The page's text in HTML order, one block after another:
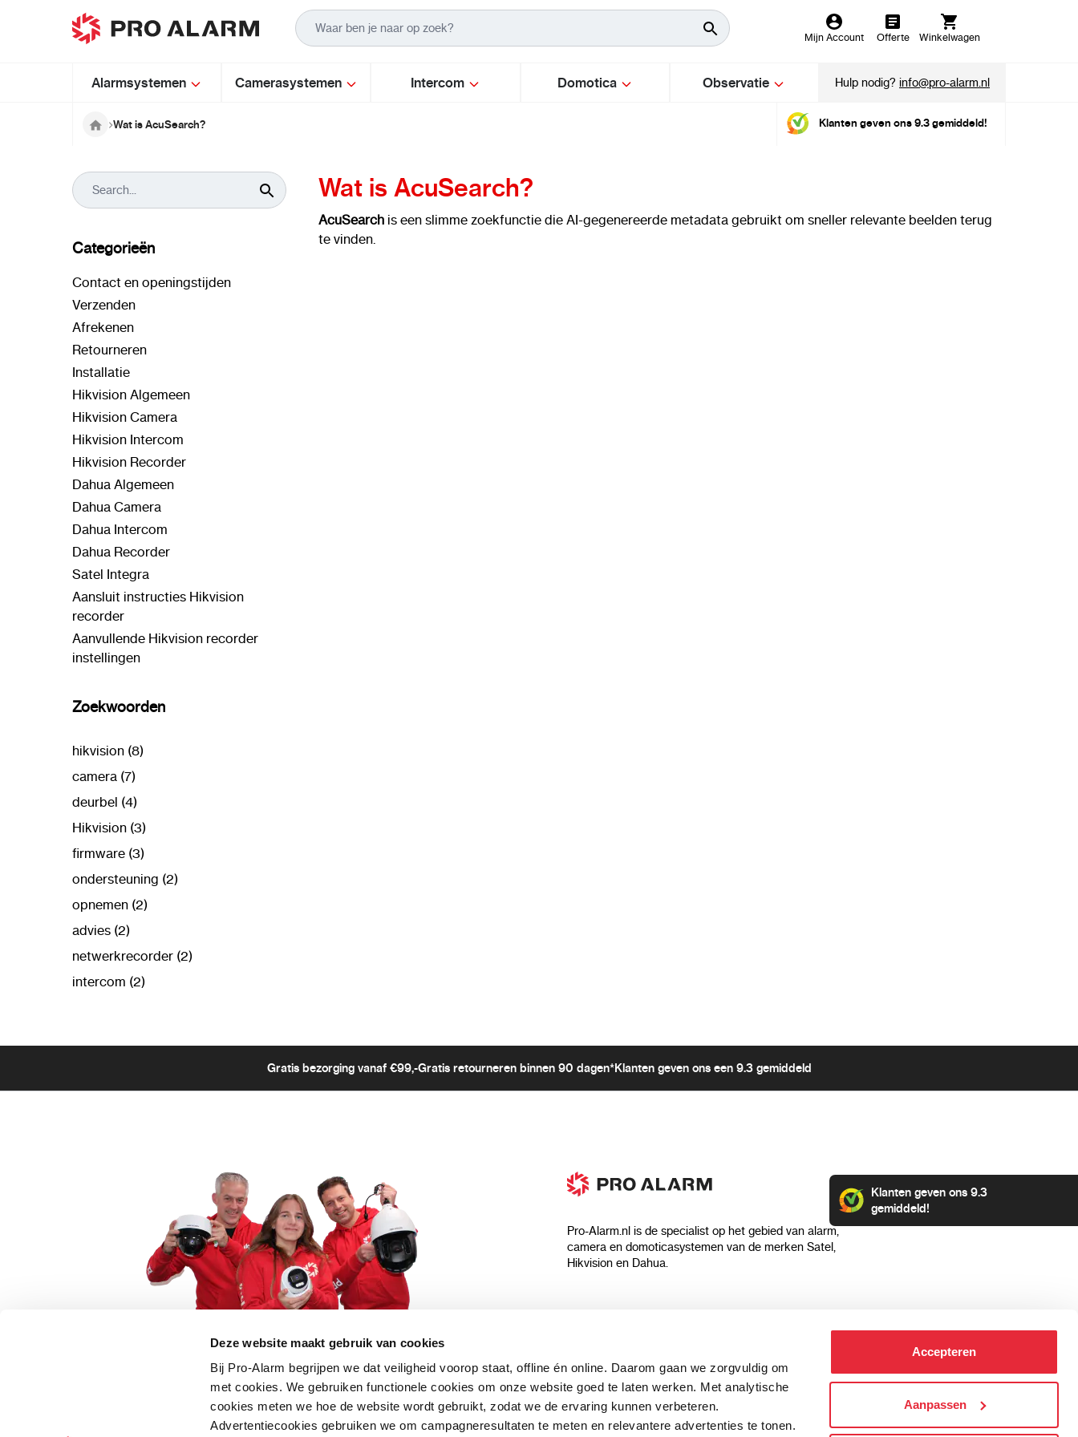
Deze website maakt gebruik van cookies
Bij Pro-Alarm begrijpen we dat veiligheid voorop staat, offline én online. Daarom gaan we zorgvuldig om
met cookies. We gebruiken functionele cookies om onze website goed te laten werken. Met analytische
cookies meten we hoe de website wordt gebruikt, zodat we de ervaring kunnen verbeteren.
Advertentiecookies gebruiken we om campagneresultaten te meten en relevantere advertenties te tonen.
Accepteren
Aanpassen
Ga naar de inhoud
Mijn Account Offerte Winkelwagen
Alarmsystemen Camerasystemen Intercom Domotica Observatie Hulp nodig?info@pro-alarm.nl
Wat is AcuSearch? Klanten geven ons 9.3 gemiddeld!
Wat is AcuSearch?
AcuSearch is een slimme zoekfunctie die AI-gegenereerde metadata gebruikt om sneller relevante beelden terug
te vinden.
Categorieën
Contact en openingstijden
Verzenden
Afrekenen
Retourneren
Installatie
Hikvision Algemeen
Hikvision Camera
Hikvision Intercom
Hikvision Recorder
Dahua Algemeen
Dahua Camera
Dahua Intercom
Dahua Recorder
Satel Integra
Aansluit instructies Hikvision
recorder
Aanvullende Hikvision recorder
instellingen
Zoekwoorden
hikvision (8)
camera (7)
deurbel (4)
Hikvision (3)
firmware (3)
ondersteuning (2)
opnemen (2)
advies (2)
netwerkrecorder (2)
intercom (2)
Gratis bezorging vanaf €99,-Gratis retourneren binnen 90 dagen*Klanten geven ons een 9.3 gemiddeld
5 euro korting op je aankoop?
Schrijf je direct in voor onze nieuwsbrief en
Pro-Alarm.nl is de specialist op het gebied van alarm,
camera en domoticasystemen van de merken Satel,
Hikvision en Dahua.
Klanten geven ons 9.3
gemiddeld!
Algemene voorwaarden
Privacyverklaring
Blog
Verzending & bezorging
Aansluit instructies
Categorieën
Alarmsystemen
Beveiligingscamera's
IP camera's
Hikvision camera's